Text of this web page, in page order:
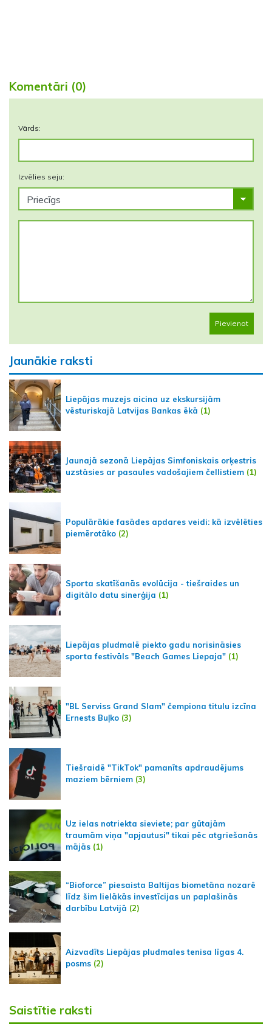
Komentāri (0)
Vārds:
Izvēlies seju:
Pievienot
Jaunākie raksti
Liepājas muzejs aicina uz ekskursijām
vēsturiskajā Latvijas Bankas ēkā (1)
Jaunajā sezonā Liepājas Simfoniskais orķestris
uzstāsies ar pasaules vadošajiem čellistiem (1)
Populārākie fasādes apdares veidi: kā izvēlēties
piemērotāko (2)
Sporta skatīšanās evolūcija - tiešraides un
digitālo datu sinerģija (1)
Liepājas pludmalē piekto gadu norisināsies
sporta festivāls "Beach Games Liepaja" (1)
"BL Serviss Grand Slam" čempiona titulu izcīna
Ernests Buļko (3)
Tiešraidē "TikTok" pamanīts apdraudējums
maziem bērniem (3)
Uz ielas notriekta sieviete; par gūtajām
traumām viņa "apjautusi" tikai pēc atgriešanās
mājās (1)
“Bioforce” piesaista Baltijas biometāna nozarē
līdz šim lielākās investīcijas un paplašinās
darbību Latvijā (2)
Aizvadīts Liepājas pludmales tenisa līgas 4.
posms (2)
Saistītie raksti